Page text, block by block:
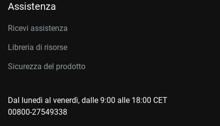
Assistenza
Ricevi assistenza
Libreria di risorse
Sicurezza del prodotto
Dal lunedì al venerdì, dalle 9:00 alle 18:00 CET
00800-27549338